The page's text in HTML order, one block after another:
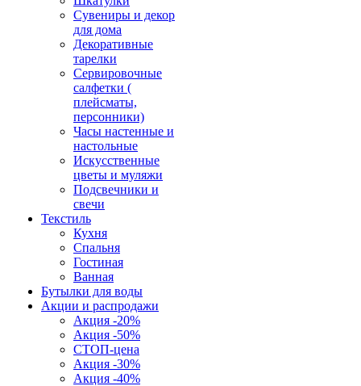
Сувениры и декор
для дома
Декоративные
тарелки
Сервировочные
салфетки (
плейсматы,
персонники)
Часы настенные и
настольные
Искусственные
цветы и муляжи
Подсвечники и
свечи
Текстиль
Кухня
Спальня
Гостиная
Ванная
Бутылки для воды
Акции и распродажи
Акция -20%
Акция -50%
СТОП-цена
Акция -30%
Акция -40%